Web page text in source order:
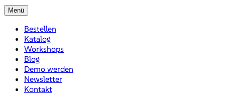
Menü
Bestellen
Katalog
Workshops
Blog
Demo werden
Newsletter
Kontakt